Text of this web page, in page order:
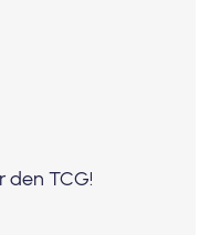
den TCG!